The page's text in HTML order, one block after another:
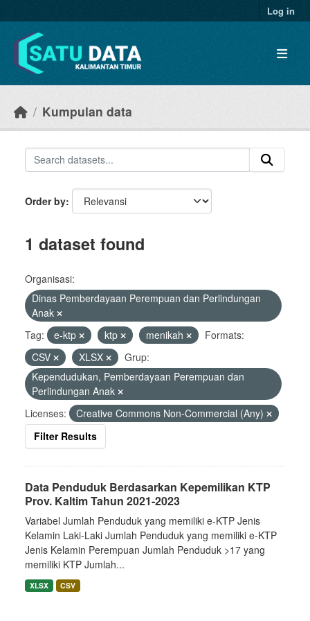
Log in
Kumpulan data
Order by
1 dataset found
Organisasi:
Dinas Pemberdayaan Perempuan dan Perlindungan
Anak
Tag:
e-ktp ktp menikah
Formats:
CSV
XLSX
Grup:
Kependudukan, Pemberdayaan Perempuan dan
Perlindungan Anak
Licenses:
Creative Commons Non-Commercial (Any)
Filter Results
Data Penduduk Berdasarkan Kepemilikan KTP
Prov. Kaltim Tahun 2021-2023
Variabel Jumlah Penduduk yang memiliki e-KTP Jenis
Kelamin Laki-Laki Jumlah Penduduk yang memiliki e-KTP
Jenis Kelamin Perempuan Jumlah Penduduk >17 yang
memiliki KTP Jumlah...
XLSX CSV